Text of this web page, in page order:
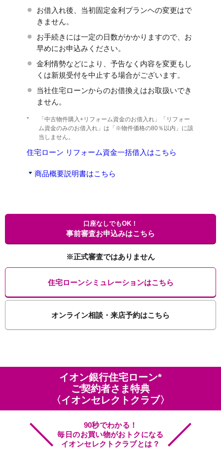
お借入れ後、当初固定金利プランヘの変更はで
きません。
お手続きには一定の日数がかかりますので、お
早めにお申込みください。
金利情勢などにより、予告なく内容を変更もし
くは新規受付を中止する場合がございます。
当社住宅ローンからのお借換えはお取扱いでき
ません。
*
「中古物件購入+リフォーム資金のお借入れ」「リフォー
ム資金のみのお借入れ」は「※物件価格の80％以内」に該
当しません。
住宅ローン リフォーム資金一括借入はこちら
商品概要説明書はこちら
口座なしでもOK！
事前審査お申込みはこちら
※正式審査ではありません
住宅ローンシミュレーションはこちら
オンライン相談・来店予約はこちら
イオン銀行住宅ローン*
ご契約者さま特典
〈イオンセレクトクラブ〉
90秒でわかる！
毎日のお買い物がおトクになる
イオンセレクトクラブとは？